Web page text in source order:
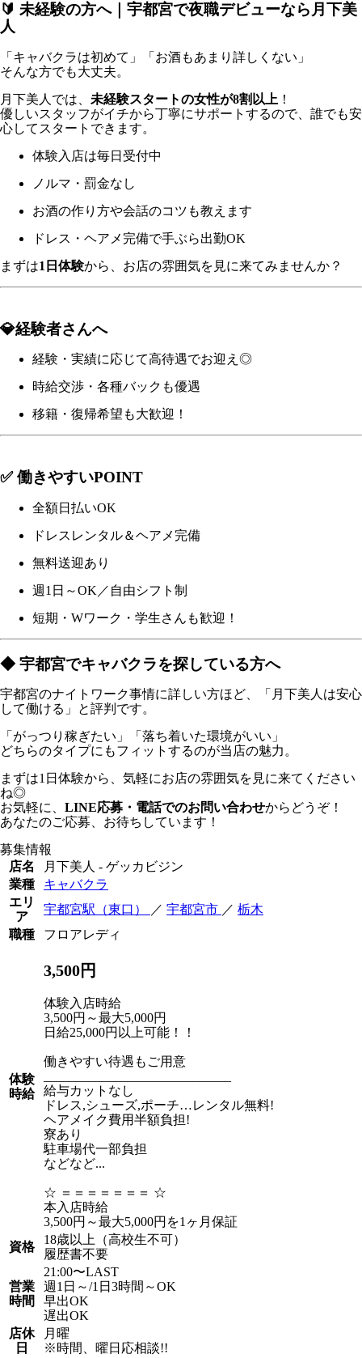
🔰 未経験の方へ｜宇都宮で夜職デビューなら月下美
人
「キャバクラは初めて」「お酒もあまり詳しくない」
そんな方でも大丈夫。
月下美人では、 未経験スタートの女性が8割以上 ！
優しいスタッフがイチから丁寧にサポートするので、誰でも安
心してスタートできます。
体験入店は毎日受付中
ノルマ・罰金なし
お酒の作り方や会話のコツも教えます
ドレス・ヘアメ完備で手ぶら出勤OK
まずは1日体験から、お店の雰囲気を見に来てみませんか？
💎経験者さんへ
経験・実績に応じて高待遇でお迎え◎
時給交渉・各種バックも優遇
移籍・復帰希望も大歓迎！
✅ 働きやすいPOINT
全額日払いOK
ドレスレンタル＆ヘアメ完備
無料送迎あり
週1日～OK／自由シフト制
短期・Wワーク・学生さんも歓迎！
◆ 宇都宮でキャバクラを探している方へ
宇都宮のナイトワーク事情に詳しい方ほど、「月下美人は安心
して働ける」と評判です。
「がっつり稼ぎたい」「落ち着いた環境がいい」
どちらのタイプにもフィットするのが当店の魅力。
まずは1日体験から、気軽にお店の雰囲気を見に来てください
ね◎
お気軽に、 LINE応募・電話でのお問い合わせからどうぞ！
あなたのご応募、お待ちしています！
募集情報
店名
月下美人 - ゲッカビジン
業種
キャバクラ
エリ
ア
宇都宮駅（東口） ／ 宇都宮市 ／ 栃木
職種
フロアレディ
体験
時給
3,500円
体験入店時給
3,500円～最大5,000円
日給25,000円以上可能！！
働きやすい待遇もご用意
給与カットなし
ドレス,シューズ,ポーチ…レンタル無料!
ヘアメイク費用半額負担!
寮あり
駐車場代一部負担
などなど...
☆ ＝＝＝＝＝＝＝ ☆
本入店時給
3,500円～最大5,000円を1ヶ月保証
資格
18歳以上（高校生不可）
履歴書不要
営業
時間
21:00〜LAST
週1日～/1日3時間～OK
早出OK
遅出OK
店休
日
月曜
※時間、曜日応相談!!